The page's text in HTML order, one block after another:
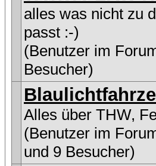
alles was nicht zu
passt :-)
(Benutzer im
Besucher)
Alles über THW,
(Benutzer im
und 9 Besucher)